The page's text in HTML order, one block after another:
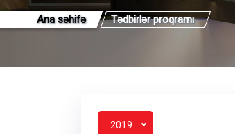
Ana səhifə Tədbirlər proqramı
2019